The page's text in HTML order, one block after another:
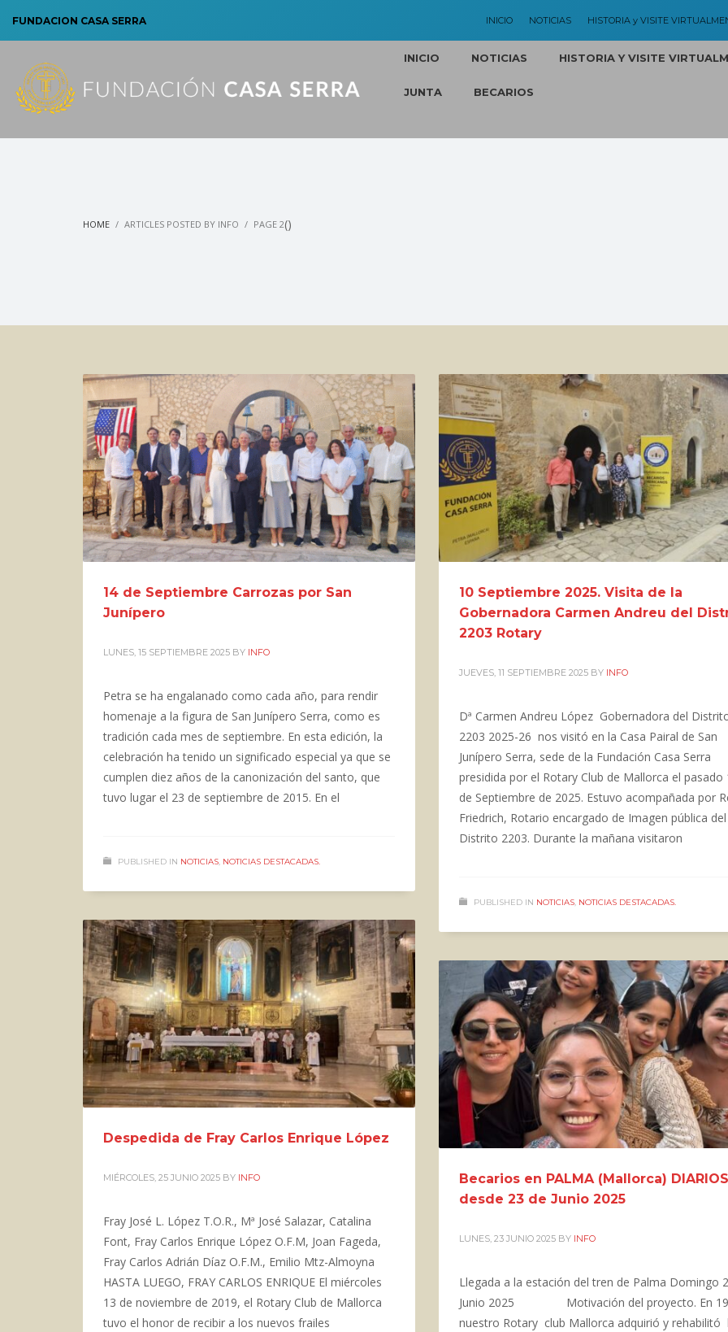
FUNDACION CASA SERRA INICIO NOTICIAS HISTORIA y VISITE
INICIO NOTICIAS HISTORIA Y VISITE
JUNTA BECARIOS
HOME ARTICLES POSTED BY INFO (
PAGE 2 )
14 de Septiembre Carrozas por San
Junípero
LUNES, 15 SEPTIEMBRE 2025 BY INFO
Petra se ha engalanado como cada año, para rendir
homenaje a la figura de San Junípero Serra, como es
tradición cada mes de septiembre. En esta edición, la
celebración ha tenido un significado especial ya que se
cumplen diez años de la canonización del santo, que
tuvo lugar el 23 de septiembre de 2015. En el
PUBLISHED IN NOTICIAS, NOTICIAS DESTACADAS.
10 Septiembre 2025. Visita de la
Gobernadora Carmen Andreu del
2203 Rotary
JUEVES, 11 SEPTIEMBRE 2025 BY INFO
Dª Carmen Andreu López Gobernadora del
2203 2025-26 nos visitó en la Casa Pairal de San
Junípero Serra, sede de la Fundación Casa Serra
presidida por el Rotary Club de Mallorca el pasado
de Septiembre de 2025. Estuvo acompañada por
Friedrich, Rotario encargado de Imagen pública del
Distrito 2203. Durante la mañana visitaron
PUBLISHED IN NOTICIAS, NOTICIAS DESTACADAS.
Despedida de Fray Carlos Enrique López
MIÉRCOLES, 25 JUNIO 2025 BY INFO
Fray José L. López T.O.R., Mª José Salazar, Catalina
Font, Fray Carlos Enrique López O.F.M, Joan Fageda,
Fray Carlos Adrián Díaz O.F.M., Emilio Mtz-Almoyna
HASTA LUEGO, FRAY CARLOS ENRIQUE El miércoles
13 de noviembre de 2019, el Rotary Club de Mallorca
tuvo el honor de recibir a los nuevos frailes
Becarios en PALMA (Mallorca) DIARIOS
desde 23 de Junio 2025
LUNES, 23 JUNIO 2025 BY INFO
Llegada a la estación del tren de Palma Domingo
Junio 2025 Motivación del proyecto. En
nuestro Rotary club Mallorca adquirió y rehabilitó